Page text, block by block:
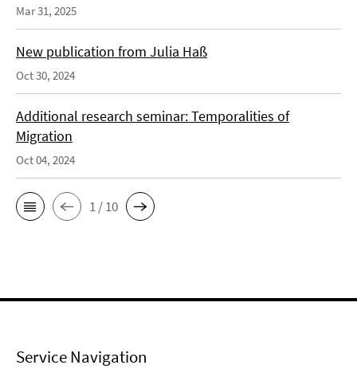
Mar 31, 2025
New publication from Julia Haß
Oct 30, 2024
Additional research seminar: Temporalities of
Migration
Oct 04, 2024
1 / 10
Service Navigation